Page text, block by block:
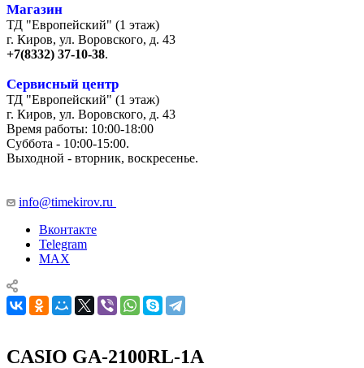
Магазин
ТД "Европейский" (1 этаж)
г. Киров, ул. Воровского, д. 43
+7(8332) 37-10-38.
Сервисный центр
ТД "Европейский" (1 этаж)
г. Киров, ул. Воровского, д. 43
Время работы: 10:00-18:00
Суббота - 10:00-15:00.
Выходной - вторник, воскресенье.
info@timekirov.ru
Вконтакте
Telegram
MAX
CASIO GA-2100RL-1A